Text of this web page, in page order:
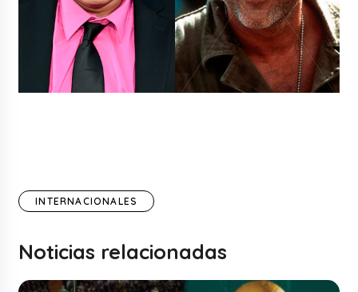
INTERNACIONALES
Noticias relacionadas